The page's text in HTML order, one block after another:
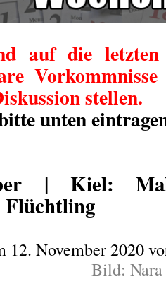
auf die
stellen.
unten
| Kiel:
Flüchtling
12. November 2020
Bild: Nara